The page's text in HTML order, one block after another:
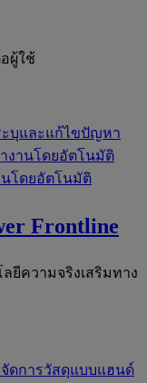
ผู้ใช้
ะบุและแก้ไขปัญหา
งานโดยอัตโนมัติ
โดยอัตโนมัติ
Frontline
ยีความจริงเสริมทาง
ดการวัสดุแบบแฮนด์